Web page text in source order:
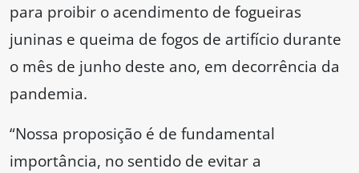
para proibir o acendimento de fogueiras
juninas e queima de fogos de artifício durante
o mês de junho deste ano, em decorrência da
pandemia.
“Nossa proposição é de fundamental
importância, no sentido de evitar a